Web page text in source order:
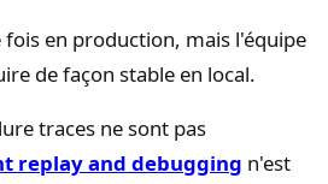
en production, mais l'équipe
de façon stable en local.
traces ne sont pas
replay and debugging n'est